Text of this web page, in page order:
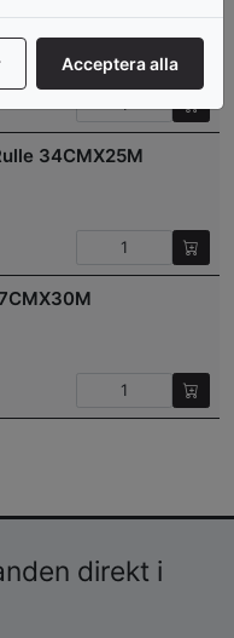
34CMX25M
direkt i
Acceptera alla